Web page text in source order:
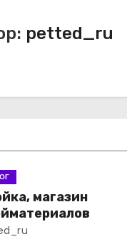
petted_ru
магазин